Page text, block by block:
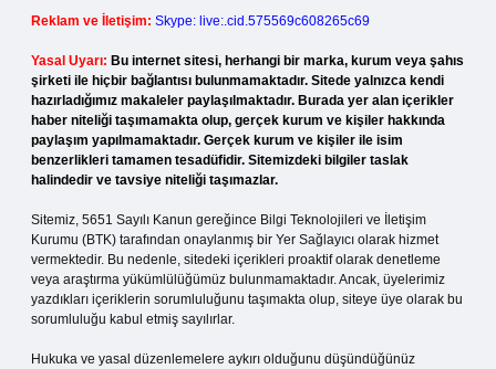
Reklam ve İletişim: Skype: live:.cid.575569c608265c69
Yasal Uyarı: Bu internet sitesi, herhangi bir marka, kurum veya şahıs
şirketi ile hiçbir bağlantısı bulunmamaktadır. Sitede yalnızca kendi
hazırladığımız makaleler paylaşılmaktadır. Burada yer alan içerikler
haber niteliği taşımamakta olup, gerçek kurum ve kişiler hakkında
paylaşım yapılmamaktadır. Gerçek kurum ve kişiler ile isim
benzerlikleri tamamen tesadüfidir. Sitemizdeki bilgiler taslak
halindedir ve tavsiye niteliği taşımazlar.
Sitemiz, 5651 Sayılı Kanun gereğince Bilgi Teknolojileri ve İletişim
Kurumu (BTK) tarafından onaylanmış bir Yer Sağlayıcı olarak hizmet
vermektedir. Bu nedenle, sitedeki içerikleri proaktif olarak denetleme
veya araştırma yükümlülüğümüz bulunmamaktadır. Ancak, üyelerimiz
yazdıkları içeriklerin sorumluluğunu taşımakta olup, siteye üye olarak bu
sorumluluğu kabul etmiş sayılırlar.
Hukuka ve yasal düzenlemelere aykırı olduğunu düşündüğünüz